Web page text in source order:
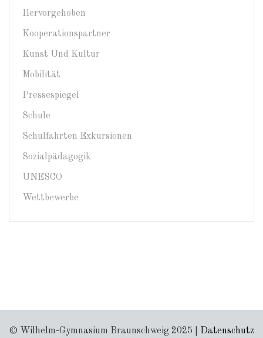
Hervorgehoben
Kooperationspartner
Kunst Und Kultur
Mobilität
Pressespiegel
Schule
Schulfahrten Exkursionen
Sozialpädagogik
UNESCO
Wettbewerbe
© Wilhelm-Gymnasium Braunschweig 2025 | Datenschutz